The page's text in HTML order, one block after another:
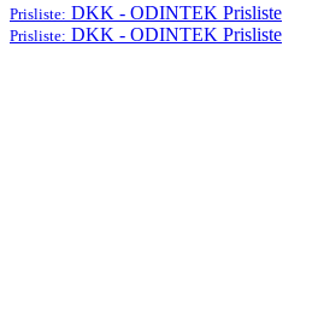
Prisliste: DKK - ODINTEK Prisliste
Prisliste: DKK - ODINTEK Prisliste